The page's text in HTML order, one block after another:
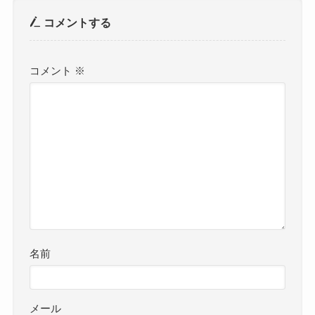
コメントする
コメント ※
名前
メール